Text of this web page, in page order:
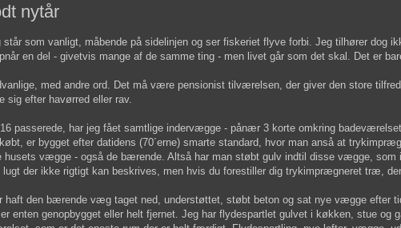
nytår
som vanligt, måbende på sidelinjen og ser fiskeriet flyve forbi. Jeg tilhører dog
en del - givetvis mange af de samme ting - men livet går som det skal. Det er
med andre ord. Det må være pensionist tilværelsen, der giver den store
sig efter havørred eller rav.
passerede, har jeg fået samtlige indervægge - pånær 3 korte omkring
er bygget efter datidens (70´erne) smarte standard, hvor man anså at
husets vægge - også de bærende. Altså har man støbt gulv indtil disse vægge, som
lugt der ikke rigtigt kan beskrives, men hvis du forestiller dig trykimprægneret træ,
haft den bærende væg taget ned, understøttet, støbt beton og sat nye vægge efter
enten genopbygget eller helt fjernet. Jeg har flydespartlet gulvet i køkken, stue og